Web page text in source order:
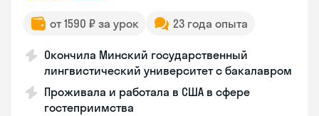
от 1590 ₽ за урок 23 года опыта
Окончила Минский государственный
лингвистический университет с бакалавром
Проживала и работала в США в сфере
гостеприимства